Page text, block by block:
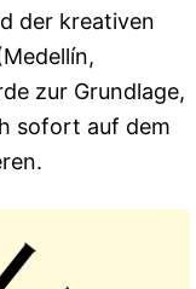
der kreativen
zur Grundlage,
sofort auf dem